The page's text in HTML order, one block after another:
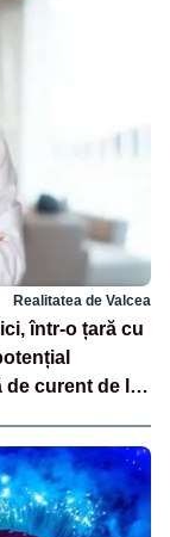
Realitatea de Valcea
într-o țară cu
de curent de la